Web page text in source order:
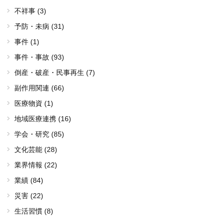
不祥事 (3)
予防・未病 (31)
事件 (1)
事件・事故 (93)
倒産・破産・民事再生 (7)
副作用関連 (66)
医療物資 (1)
地域医療連携 (16)
学会・研究 (85)
文化芸能 (28)
業界情報 (22)
業績 (84)
災害 (22)
生活習慣 (8)